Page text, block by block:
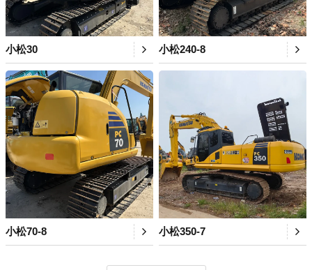
小松30 小松240-8
小松70-8 小松350-7